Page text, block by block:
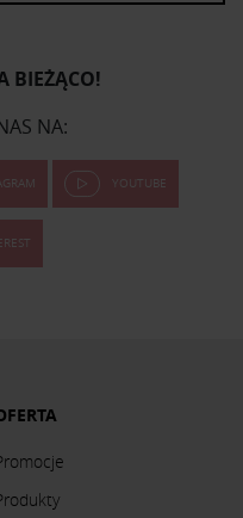
BIEŻĄCO!
NA:
YOUTUBE